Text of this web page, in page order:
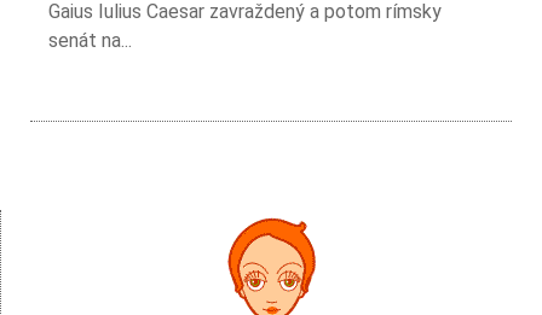
Gaius Iulius Caesar zavraždený a potom rímsky
senát na...